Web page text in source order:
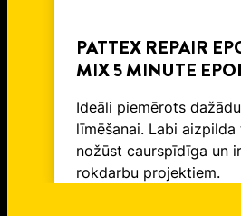
PATTEX REPAIR
MIX 5 MINUTE
Ideāli piemērots
līmēšanai. Labi aizpilda
nožūst caurspīdīga un
rokdarbu projektiem.